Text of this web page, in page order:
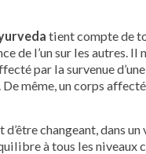
tient compte de
de l’un sur les autres.
par la survenue
De même, un corps
changeant, dans
à tous les niveaux